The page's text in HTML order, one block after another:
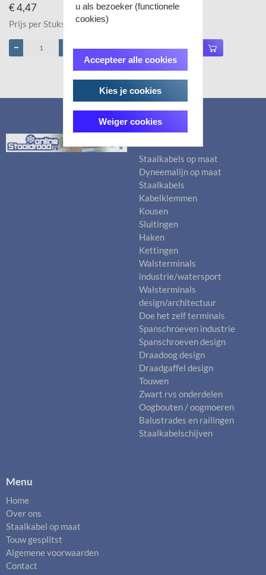
€ 4,47
Prijs per Stuks
€ 4,71
Staalkabels op maat
Dyneemalijn op maat
Staalkabels
Kabelklemmen
Kousen
Sluitingen
Haken
Kettingen
Walsterminals
industrie/watersport
Walsterminals
design/architectuur
Doe het zelf terminals
Spanschroeven industrie
Spanschroeven design
Draadoog design
Draadgaffel design
Touwen
Zwart rvs onderdelen
Oogbouten / oogmoeren
Balustrades en railingen
Staalkabelschijven
Menu
Home
Over ons
Staalkabel op maat
Touw gesplitst
Algemene voorwaarden
Contact
u als bezoeker (functionele
cookies)
Accepteer alle cookies
Kies je cookies
Weiger cookies